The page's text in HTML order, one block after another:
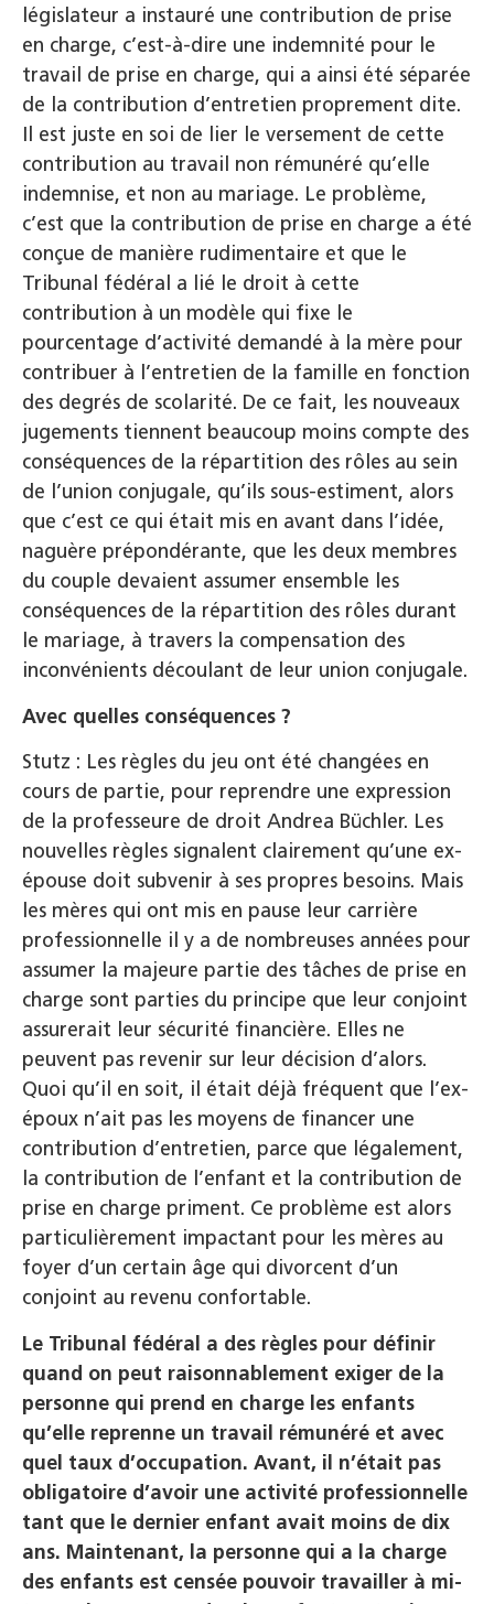
législateur a instauré une contribution de prise
en charge, c’est-à-dire une indemnité pour le
travail de prise en charge, qui a ainsi été séparée
de la contribution d’entretien proprement dite.
Il est juste en soi de lier le versement de cette
contribution au travail non rémunéré qu’elle
indemnise, et non au mariage. Le problème,
c’est que la contribution de prise en charge a été
conçue de manière rudimentaire et que le
Tribunal fédéral a lié le droit à cette
contribution à un modèle qui fixe le
pourcentage d’activité demandé à la mère pour
contribuer à l’entretien de la famille en fonction
des degrés de scolarité. De ce fait, les nouveaux
jugements tiennent beaucoup moins compte des
conséquences de la répartition des rôles au sein
de l’union conjugale, qu’ils sous-estiment, alors
que c’est ce qui était mis en avant dans l’idée,
naguère prépondérante, que les deux membres
du couple devaient assumer ensemble les
conséquences de la répartition des rôles durant
le mariage, à travers la compensation des
inconvénients découlant de leur union conjugale.
Avec quelles conséquences ?
Stutz : Les règles du jeu ont été changées en
cours de partie, pour reprendre une expression
de la professeure de droit Andrea Büchler. Les
nouvelles règles signalent clairement qu’une ex-
épouse doit subvenir à ses propres besoins. Mais
les mères qui ont mis en pause leur carrière
professionnelle il y a de nombreuses années pour
assumer la majeure partie des tâches de prise en
charge sont parties du principe que leur conjoint
assurerait leur sécurité financière. Elles ne
peuvent pas revenir sur leur décision d’alors.
Quoi qu’il en soit, il était déjà fréquent que l’ex-
époux n’ait pas les moyens de financer une
contribution d’entretien, parce que légalement,
la contribution de l’enfant et la contribution de
prise en charge priment. Ce problème est alors
particulièrement impactant pour les mères au
foyer d’un certain âge qui divorcent d’un
conjoint au revenu confortable.
Le Tribunal fédéral a des règles pour définir
quand on peut raisonnablement exiger de la
personne qui prend en charge les enfants
qu’elle reprenne un travail rémunéré et avec
quel taux d’occupation. Avant, il n’était pas
obligatoire d’avoir une activité professionnelle
tant que le dernier enfant avait moins de dix
ans. Maintenant, la personne qui a la charge
des enfants est censée pouvoir travailler à mi-